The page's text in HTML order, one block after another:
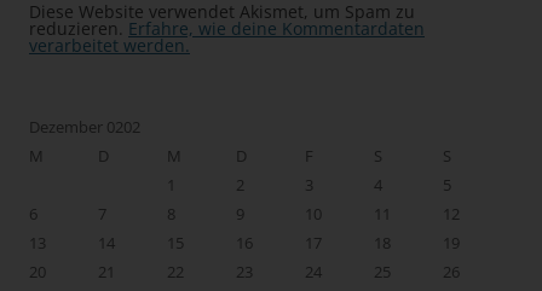
Diese Website verwendet Akismet, um Spam zu
reduzieren. Erfahre, wie deine Kommentardaten
verarbeitet werden.
Dezember 0202
M
D M D F S
S
1
2 3 4
5
6
7 8 9 10 11
12
13
14 15 16 17 18
19
20
21 22 23 24 25
26